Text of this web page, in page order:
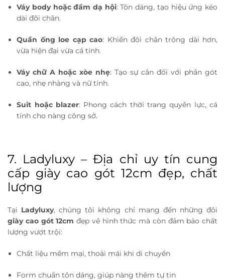
Váy body hoặc đầm dạ hội: Tôn dáng, tạo hiệu ứng kéo
dài đôi chân.
Quần ống loe cạp cao: Khiến đôi chân trông dài hơn,
vừa hiện đại vừa cá tính.
Váy chữ A hoặc xòe nhẹ: Tạo sự cân đối với phần gót
cao, nhẹ nhàng và nữ tính.
Suit hoặc blazer: Phong cách thời trang quyền lực, cá
tính cho nàng công sở.
7. Ladyluxy – Địa chỉ uy tín cung
cấp giày cao gót 12cm đẹp, chất
lượng
Tại Ladyluxy, chúng tôi không chỉ mang đến những đôi
giày cao gót 12cm đẹp về hình thức mà còn đảm bảo chất
lượng vượt trội:
Chất liệu mềm mại, thoải mái khi di chuyển
Form chuẩn tôn dáng, giúp nàng thêm tự tin